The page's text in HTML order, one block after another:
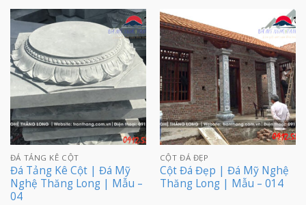
ĐÁ TẢNG KÊ CỘT
Đá Tảng Kê Cột | Đá Mỹ
Nghệ Thăng Long | Mẫu –
04
CỘT ĐÁ ĐẸP
Cột Đá Đẹp | Đá Mỹ Nghệ
Thăng Long | Mẫu – 014